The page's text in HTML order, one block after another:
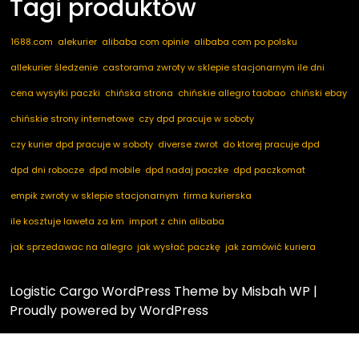
Tagi produktów
1688.com alekurier alibaba com opinie alibaba com po polsku
allekurier śledzenie castorama zwroty w sklepie stacjonarnym ile dni
cena wysyłki paczki chińska strona chińskie allegro taobao chiński ebay
chińskie strony internetowe czy dpd pracuje w soboty
czy kurier dpd pracuje w soboty diverse zwrot do ktorej pracuje dpd
dpd dni robocze dpd mobile dpd nadaj paczke dpd paczkomat
empik zwroty w sklepie stacjonarnym firma kurierska
ile kosztuje laweta za km import z chin alibaba
jak sprzedawac na allegro jak wysłać paczkę jak zamówić kuriera
marketplace ogłoszenia
nadaj paczkę dpd
notino zwroty paczkomaty dpd
pakuten zwrot
Logistic Cargo WordPress Theme by Misbah WP |
Proudly powered by WordPress